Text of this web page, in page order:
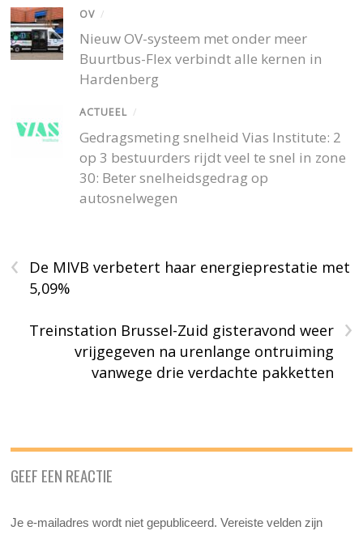
OV /
Nieuw OV-systeem met onder meer
Buurtbus-Flex verbindt alle kernen in
Hardenberg
ACTUEEL /
Gedragsmeting snelheid Vias Institute: 2
op 3 bestuurders rijdt veel te snel in zone
30: Beter snelheidsgedrag op
autosnelwegen
‹
De MIVB verbetert haar energieprestatie met
5,09%
›
Treinstation Brussel-Zuid gisteravond weer
vrijgegeven na urenlange ontruiming
vanwege drie verdachte pakketten
GEEF EEN REACTIE
Je e-mailadres wordt niet gepubliceerd. Vereiste velden zijn